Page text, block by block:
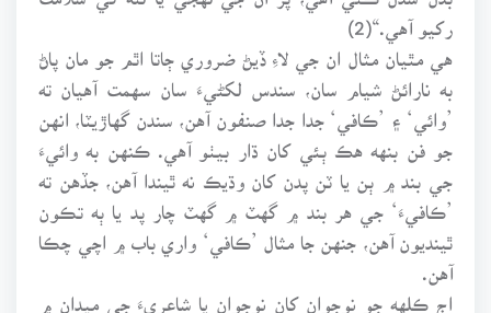
رکيو آهي.“(2)
هي مٿيان مثال ان جي لاءِ ڏيڻ ضروري ڄاتا اٿم جو مان پاڻ
به نارائڻ شيام سان، سندس لکڻيءَ سان سهمت آهيان ته
’وائي‘ ۽ ’ڪافي‘ جدا جدا صنفون آهن، سندن گهاڙيٽا، انهن
جو فن بنهه هڪ ٻئي کان ڌار بيٺو آهي. ڪنهن به وائيءَ
جي بند ۾ ٻن يا ٽن پدن کان وڌيڪ نه ٿيندا آهن، جڏهن ته
’ڪافيءَ‘ جي هر بند ۾ گهٽ ۾ گهٽ چار پد يا ٻه تڪون
ٿينديون آهن، جنهن جا مثال ’ڪافي‘ واري باب ۾ اچي چڪا
آهن.
اڄ ڪلهه جو نوجوان کان نوجوان يا شاعريءَ جي ميدان ۾